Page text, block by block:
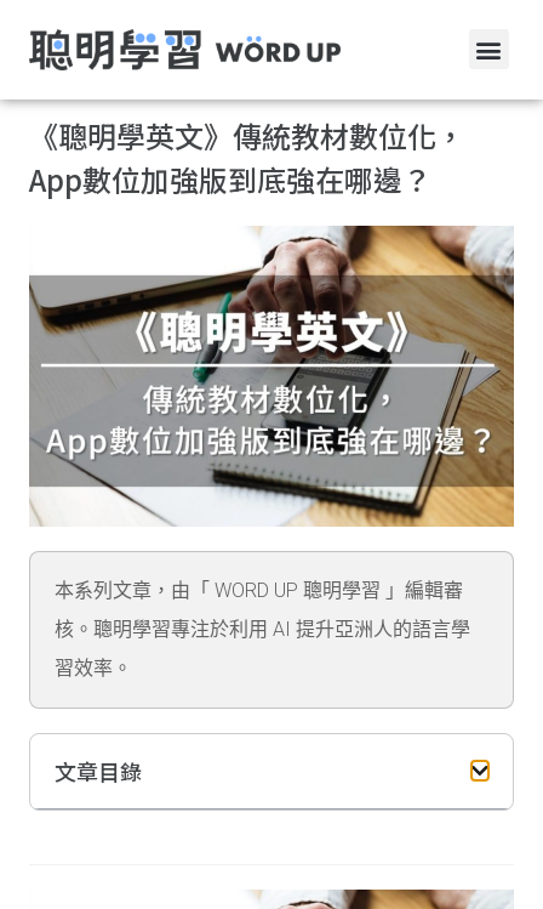
《聰明學英文》傳統教材數位化，
App數位加強版到底強在哪邊？
本系列文章，由「 WORD UP 聰明學習 」編輯審
核。聰明學習專注於利用 AI 提升亞洲人的語言學
習效率。
文章目錄